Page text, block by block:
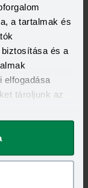
a tartalmak és
és a
elfogadása
tároljunk az